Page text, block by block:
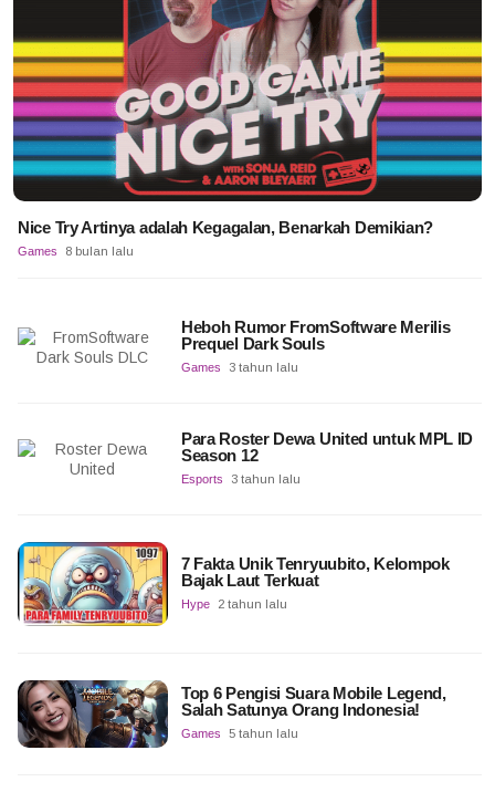
Nice Try Artinya adalah Kegagalan, Benarkah Demikian?
Games 8 bulan lalu
Heboh Rumor FromSoftware Merilis
Prequel Dark Souls
Games 3 tahun lalu
Para Roster Dewa United untuk MPL ID
Season 12
Esports 3 tahun lalu
7 Fakta Unik Tenryuubito, Kelompok
Bajak Laut Terkuat
Hype 2 tahun lalu
Top 6 Pengisi Suara Mobile Legend,
Salah Satunya Orang Indonesia!
Games 5 tahun lalu